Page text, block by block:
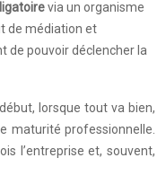
via un organisme
de médiation et
de pouvoir déclencher la
lorsque tout va bien,
maturité professionnelle.
l’entreprise et, souvent,